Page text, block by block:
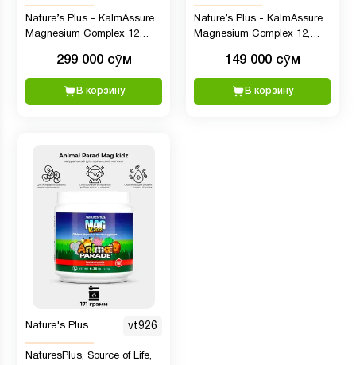
Nature’s Plus - KalmAssure
Magnesium Complex 12
299 000 сӯм
В корзину
Nature’s Plus - KalmAssure
Magnesium Complex 12,
149 000 сӯм
В корзину
Nature's Plus vt926
NaturesPlus, Source of Life,